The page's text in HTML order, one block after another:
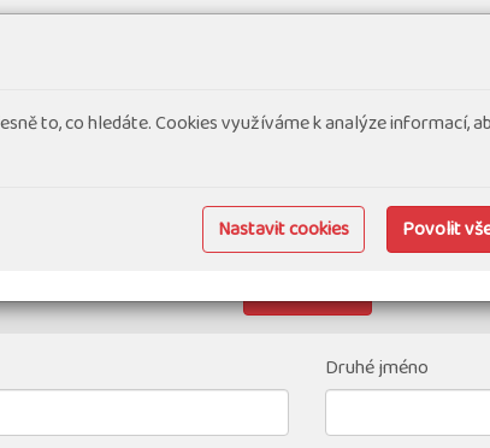
Kč za nákup 2 a více zájezdů pro jednu osobu
Druhé jméno
to, co hledáte. Cookies využíváme k analýze informací,
Nastavit cookies Povolit